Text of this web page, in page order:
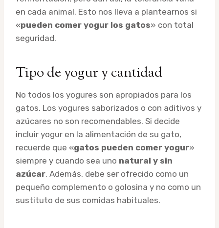
en cada animal. Esto nos lleva a plantearnos si
«pueden comer yogur los gatos» con total
seguridad.
Tipo de yogur y cantidad
No todos los yogures son apropiados para los
gatos. Los yogures saborizados o con aditivos y
azúcares no son recomendables. Si decide
incluir yogur en la alimentación de su gato,
recuerde que «gatos pueden comer yogur»
siempre y cuando sea uno natural y sin
azúcar. Además, debe ser ofrecido como un
pequeño complemento o golosina y no como un
sustituto de sus comidas habituales.